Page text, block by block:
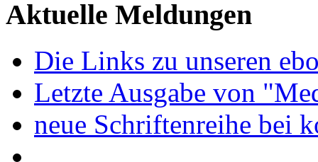
Aktuelle Meldungen
Die Links zu unseren
Letzte Ausgabe von
neue Schriftenreihe bei